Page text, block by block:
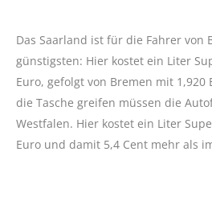
Das Saarland ist für die Fahrer von
günstigsten: Hier kostet ein Liter
Euro, gefolgt von Bremen mit
die Tasche greifen müssen die
Westfalen. Hier kostet ein Liter
Euro und damit 5,4 Cent mehr als